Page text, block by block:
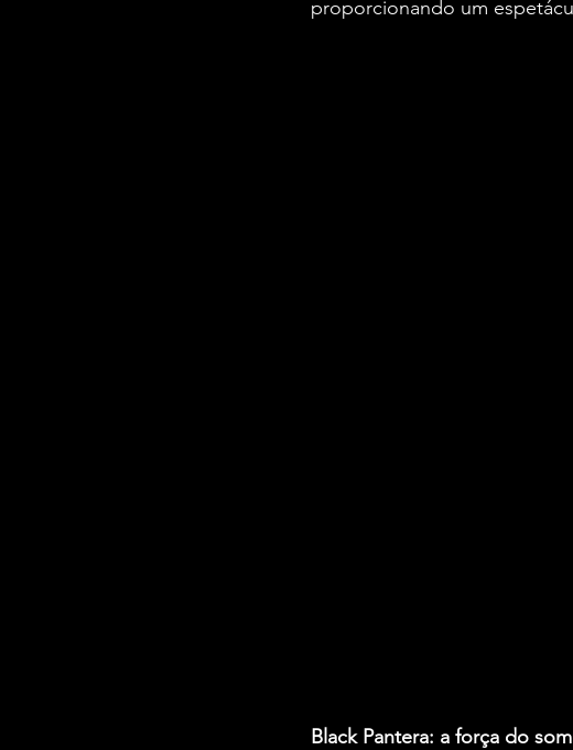
proporcionando um
Black Pantera: a força do